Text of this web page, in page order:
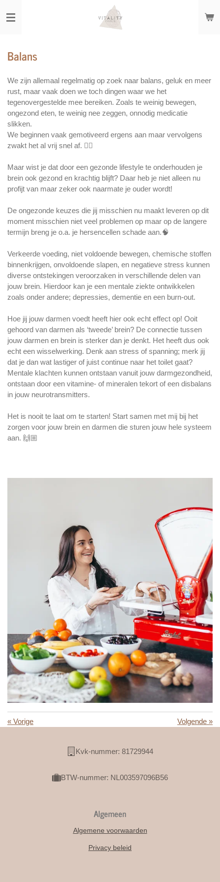
direct
hoofdinhoud
Balans
We zijn allemaal regelmatig op zoek naar balans, geluk en meer
rust, maar vaak doen we toch dingen waar we het
tegenovergestelde mee bereiken. Zoals te weinig bewegen,
ongezond eten, te weinig nee zeggen, onnodig medicatie
slikken.
We beginnen vaak gemotiveerd ergens aan maar vervolgens
zwakt het al vrij snel af. 👇🏼
Maar wist je dat door een gezonde lifestyle te onderhouden je
brein ook gezond en krachtig blijft? Daar heb je niet alleen nu
profijt van maar zeker ook naarmate je ouder wordt!
De ongezonde keuzes die jij misschien nu maakt leveren op dit
moment misschien niet veel problemen op maar op de langere
termijn breng je o.a. je hersencellen schade aan.🧠
Verkeerde voeding, niet voldoende bewegen, chemische stoffen
binnenkrijgen, onvoldoende slapen, en negatieve stress kunnen
diverse ontstekingen veroorzaken in verschillende delen van
jouw brein. Hierdoor kan je een mentale ziekte ontwikkelen
zoals onder andere; depressies, dementie en een burn-out.
Hoe jij jouw darmen voedt heeft hier ook echt effect op! Ooit
gehoord van darmen als ‘tweede’ brein? De connectie tussen
jouw darmen en brein is sterker dan je denkt. Het heeft dus ook
echt een wisselwerking. Denk aan stress of spanning; merk jij
dat je dan wat lastiger of juist continue naar het toilet gaat?
Mentale klachten kunnen ontstaan vanuit jouw darmgezondheid,
ontstaan door een vitamine- of mineralen tekort of een disbalans
in jouw neurotransmitters.
Het is nooit te laat om te starten! Start samen met mij bij het
zorgen voor jouw brein en darmen die sturen jouw hele systeem
aan. 🙌🏼
« Vorige Volgende »
Kvk-nummer: 81729944
BTW-nummer: NL003597096B56
Algemeen
Algemene voorwaarden
Privacy beleid